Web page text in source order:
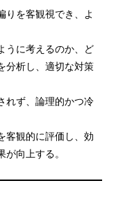
りを客観視でき、よ
うに考えるのか、ど
分析し、適切な対策
れず、論理的かつ冷
客観的に評価し、効
向上する。